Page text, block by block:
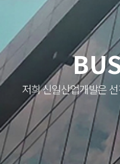
저희 신일산업개발은